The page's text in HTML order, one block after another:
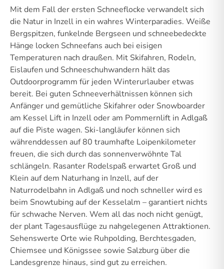
Mit dem Fall der ersten Schneeflocke verwandelt sich
die Natur in Inzell in ein wahres Winterparadies. Weiße
Bergspitzen, funkelnde Bergseen und schneebedeckte
Hänge locken Schneefans auch bei eisigen
Temperaturen nach draußen. Mit Skifahren, Rodeln,
Eislaufen und Schneeschuhwandern hält das
Outdoorprogramm für jeden Winterurlauber etwas
bereit. Bei guten Schneeverhältnissen können sich
Anfänger und gemütliche Skifahrer oder Snowboarder
am Kessel Lift in Inzell oder am Pommernlift in Adlgaß
auf die Piste wagen. Ski-langläufer können sich
währenddessen auf 80 traumhafte Loipenkilometer
freuen, die sich durch das sonnenverwöhnte Tal
schlängeln. Rasanter Rodelspaß erwartet Groß und
Klein auf dem Naturhang in Inzell, auf der
Naturrodelbahn in Adlgaß und noch schneller wird es
beim Snowtubing auf der Kesselalm – garantiert nichts
für schwache Nerven. Wem all das noch nicht genügt,
der plant Tagesausflüge zu nahgelegenen Attraktionen.
Sehenswerte Orte wie Ruhpolding, Berchtesgaden,
Chiemsee und Königssee sowie Salzburg über die
Landesgrenze hinaus, sind gut zu erreichen.